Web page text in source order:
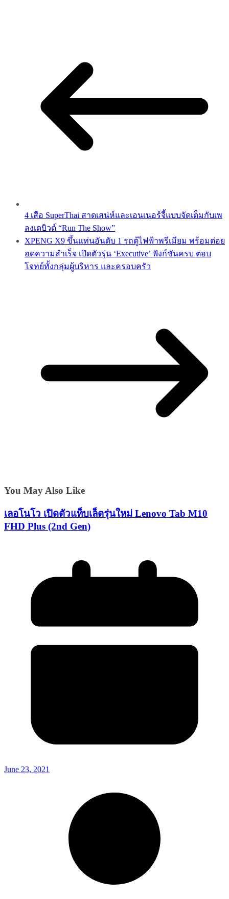
4 เสือ SuperThai สาดเสน่ห์และเอนเนอร์จี้แบบจัดเต็มกับเพ
ลงเดบิวต์ “Run The Show”
XPENG X9 ขึ้นแท่นอันดับ 1 รถตู้ไฟฟ้าพรีเมียม พร้อมต่อย
อดความสำเร็จ เปิดตัวรุ่น ‘Executive’ ฟังก์ชันครบ ตอบ
โจทย์ทั้งกลุ่มผู้บริหาร และครอบครัว
You May Also Like
เลอโนโว เปิดตัวแท็บเล็ตรุ่นใหม่ Lenovo Tab M10
FHD Plus (2nd Gen)
June 23, 2021